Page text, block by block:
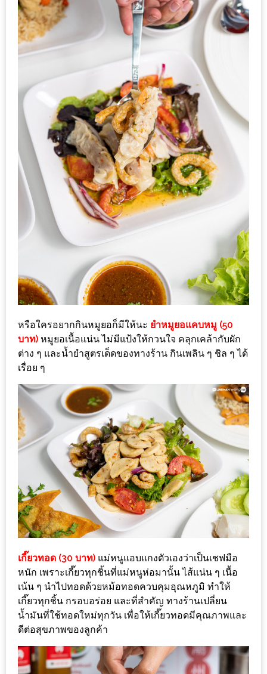
200
เบาะแส
อร่อย
ตาม
รอย
น้า
อ้วน
ชวน
หิว
ติดต่อ
อ้วน
น้า
อ้วน
อ้วน
ชวน
นโยบาย
ความ
เป็น
ส่วน
ตัว
นโยบาย
ความ
เป็น
ส่วน
ตัว
ประกาศ
ผล
หรือใครอยากกินหมูยอก็มีให้นะ ยำหมูยอแคบหมู (50
บาท) หมูยอเนื้อแน่น ไม่มีแป้งให้กวนใจ คลุกเคล้ากับผัก
ต่าง ๆ และน้ำยำสูตรเด็ดของทางร้าน กินเพลิน ๆ ชิล ๆ ได้
เรื่อย ๆ
เกี๊ยวทอด (30 บาท) แม่หนูแอบแกงตัวเองว่าเป็นเชฟมือ
หนัก เพราะเกี๊ยวทุกชิ้นที่แม่หนูห่อมานั้น ไส้แน่น ๆ เนื้อ
เน้น ๆ นำไปทอดด้วยหม้อทอดควบคุมอุณหภูมิ ทำให้
เกี๊ยวทุกชิ้น กรอบอร่อย และที่สำคัญ ทางร้านเปลี่ยน
น้ำมันที่ใช้ทอดใหม่ทุกวัน เพื่อให้เกี๊ยวทอดมีคุณภาพและ
ดีต่อสุขภาพของลูกค้า